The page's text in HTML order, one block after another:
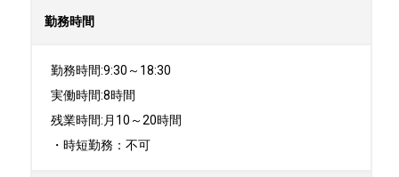
勤務時間
勤務時間:9:30～18:30
実働時間:8時間
残業時間:月10～20時間
・時短勤務：不可